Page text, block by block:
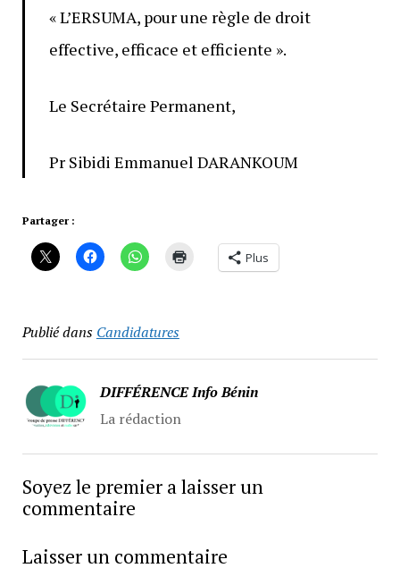
« L’ERSUMA, pour une règle de droit
effective, efficace et efficiente ».
Le Secrétaire Permanent,
Pr Sibidi Emmanuel DARANKOUM
Partager :
Plus
Publié dans Candidatures
DIFFÉRENCE Info Bénin
La rédaction
Soyez le premier a laisser un
commentaire
Laisser un commentaire